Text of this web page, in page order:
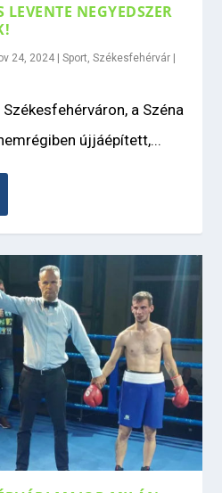
NEGYEDSZER
24, 2024 |Sport ,Székesfehérvár |
a Széna
újjáépített,...